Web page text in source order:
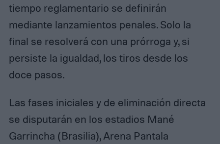
tiempo reglamentario se definirán
mediante lanzamientos penales. Solo la
final se resolverá con una prórroga y, si
persiste la igualdad, los tiros desde los
doce pasos.
Las fases iniciales y de eliminación directa
se disputarán en los estadios Mané
Garrincha (Brasilia), Arena Pantala